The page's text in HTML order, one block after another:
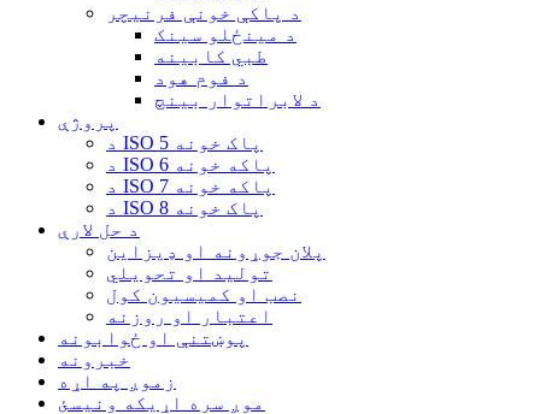
د پاکې خونې فرنیچر
د مینځلو سینک
طبي کابینه
د فوم هود
د لابراتوار بینچ
پروژې
د ISO 5 پاک خونه
د ISO 6 پاکه خونه
د ISO 7 پاکه خونه
د ISO 8 پاک خونه
د حل لارې
پلان جوړونه او ډیزاین
تولید او تحویلي
نصب او کمیسیون کول
اعتبار او روزنه
پوښتنې او ځوابونه
خبرونه
زموږ په اړه
موږ سره اړیکه ونیسئ